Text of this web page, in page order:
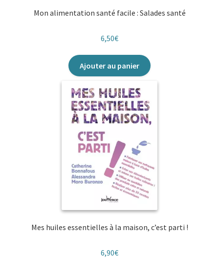
Mon alimentation santé facile : Salades santé
6,50€
Ajouter au panier
Mes huiles essentielles à la maison, c’est parti !
6,90€